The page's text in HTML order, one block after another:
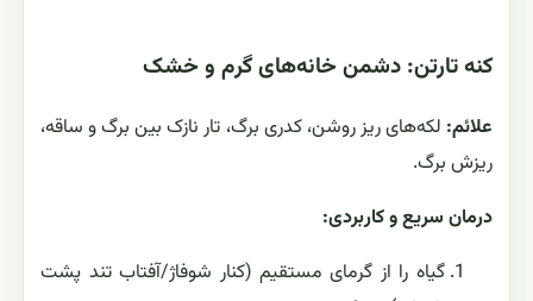
کنه تارتن: دشمن خانه‌های گرم و خشک
علائم: لکه‌های ریز روشن، کدری برگ، تار نازک بین برگ و ساقه،
ریزش برگ.
درمان سریع و کاربردی:
گیاه را از گرمای مستقیم (کنار شوفاژ/آفتاب تند پشت